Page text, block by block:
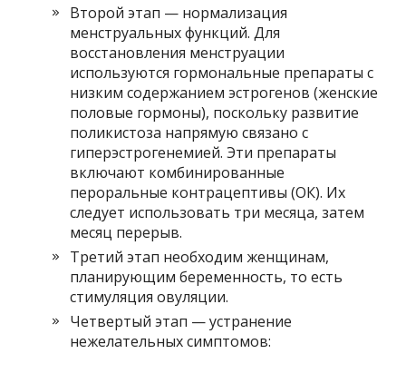
Второй этап — нормализация
менструальных функций. Для
восстановления менструации
используются гормональные препараты с
низким содержанием эстрогенов (женские
половые гормоны), поскольку развитие
поликистоза напрямую связано с
гиперэстрогенемией. Эти препараты
включают комбинированные
пероральные контрацептивы (ОК). Их
следует использовать три месяца, затем
месяц перерыв.
Третий этап необходим женщинам,
планирующим беременность, то есть
стимуляция овуляции.
Четвертый этап — устранение
нежелательных симптомов: